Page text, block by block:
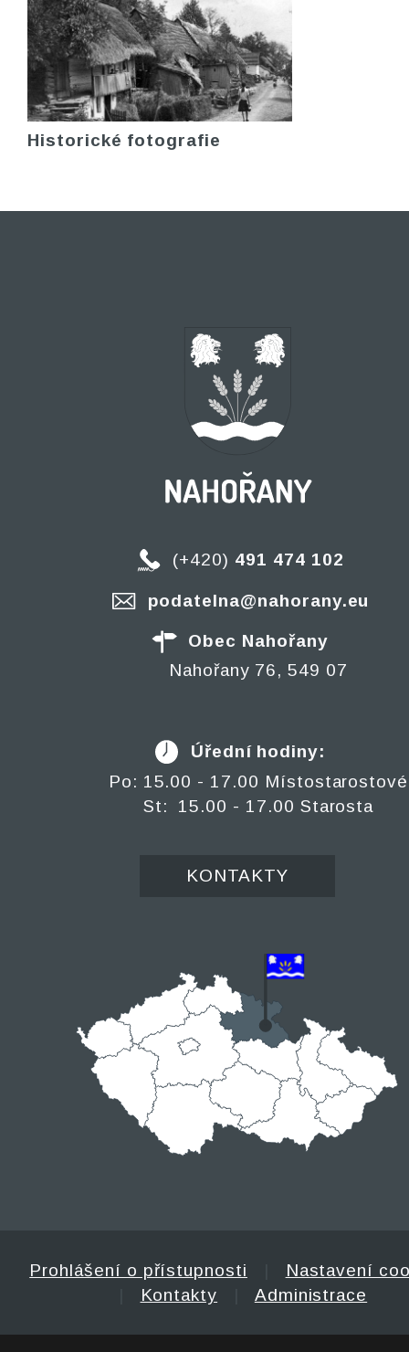
Historické fotografie
(+420) 491 474 102
podatelna@nahorany.eu
Obec Nahořany
Nahořany 76, 549 07
Úřední hodiny:
Po: 15.00 - 17.00 Místostarostové
St: 15.00 - 17.00 Starosta
KONTAKTY
Prohlášení o přístupnosti
Nastavení
Kontakty Administrace